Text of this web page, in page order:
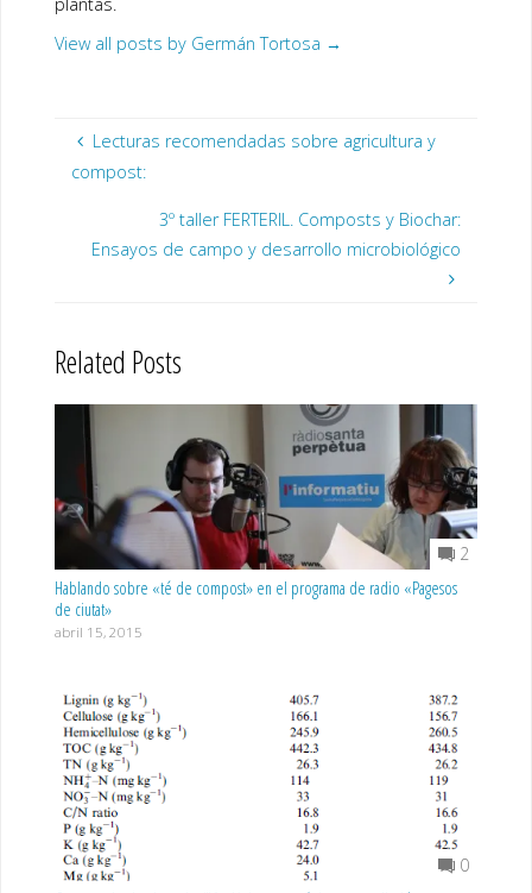
plantas.
View all posts by Germán Tortosa →
Lecturas recomendadas sobre agricultura y
compost:
3º taller FERTERIL. Composts y Biochar:
Ensayos de campo y desarrollo microbiológico
Related Posts
2
Hablando sobre «té de compost» en el programa de radio «Pagesos
de ciutat»
abril 15, 2015
0